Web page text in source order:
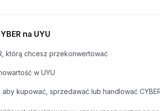
na UYU
którą chcesz przekonwertować
w UYU
kupować, sprzedawać lub handlować